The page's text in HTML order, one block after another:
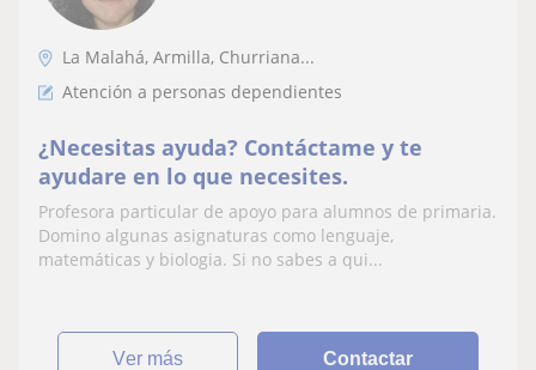
La Malahá, Armilla, Churriana...
Atención a personas dependientes
¿Necesitas ayuda? Contáctame y te
ayudare en lo que necesites.
Profesora particular de apoyo para alumnos de primaria.
Domino algunas asignaturas como lenguaje,
matemáticas y biologia. Si no sabes a qui...
ver más Contactar